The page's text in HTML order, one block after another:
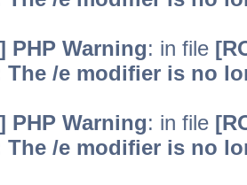
PHP Warning: in file
The /e modifier is no
PHP Warning: in file
The /e modifier is no